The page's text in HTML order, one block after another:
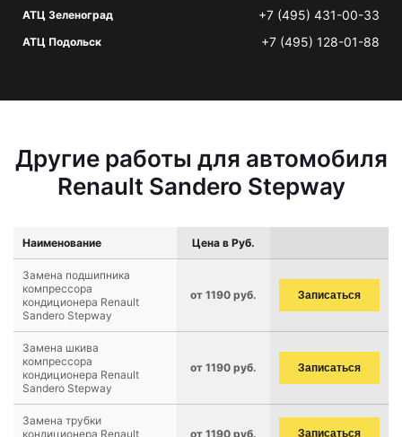
АТЦ Зеленоград +7 (495) 431-00-33
АТЦ Подольск +7 (495) 128-01-88
Другие работы для автомобиля
Renault Sandero Stepway
Наименование Цена в Руб.
Замена подшипника
компрессора
кондиционера Renault
Sandero Stepway
от 1190 руб. Записаться
Замена шкива
компрессора
кондиционера Renault
Sandero Stepway
от 1190 руб. Записаться
Замена трубки
кондиционера Renault
от 1190 руб. Записаться